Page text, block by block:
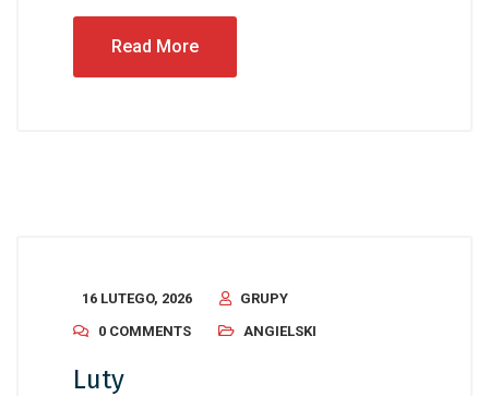
Read More
16 LUTEGO, 2026
GRUPY
0 COMMENTS
ANGIELSKI
Luty